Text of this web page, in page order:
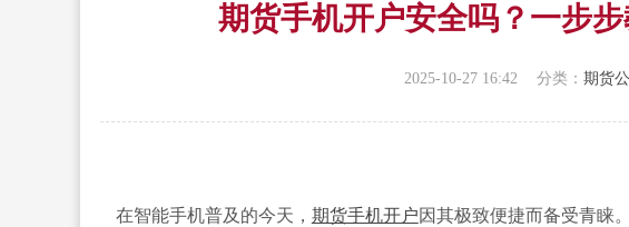
期货手机开户安全吗？一步
2025-10-27 16:42 分类： 期货
在智能手机普及的今天， 期货手机开户因其极致便捷而备受青睐